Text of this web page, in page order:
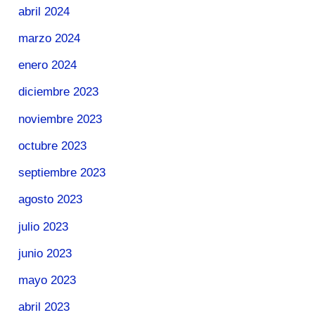
abril 2024
marzo 2024
enero 2024
diciembre 2023
noviembre 2023
octubre 2023
septiembre 2023
agosto 2023
julio 2023
junio 2023
mayo 2023
abril 2023